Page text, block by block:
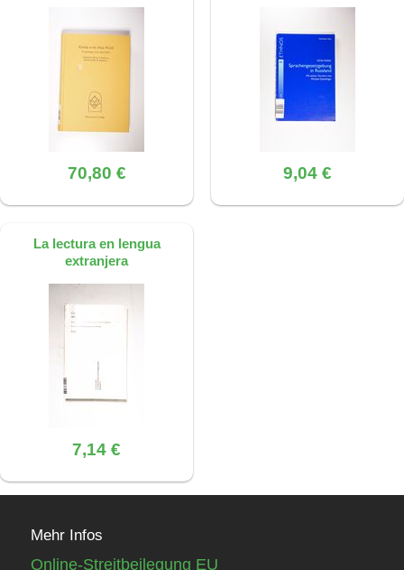
70,80 € 9,04 €
La lectura en lengua
extranjera
7,14 €
Mehr Infos
Online-Streitbeilegung EU